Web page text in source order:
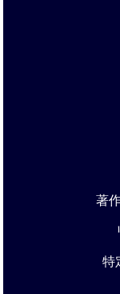
著
特